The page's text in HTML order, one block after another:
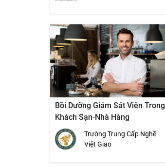
Bồi Dưỡng Giám Sát Viên Trong
Khách Sạn-Nhà Hàng
Trường Trung Cấp Nghề
Việt Giao